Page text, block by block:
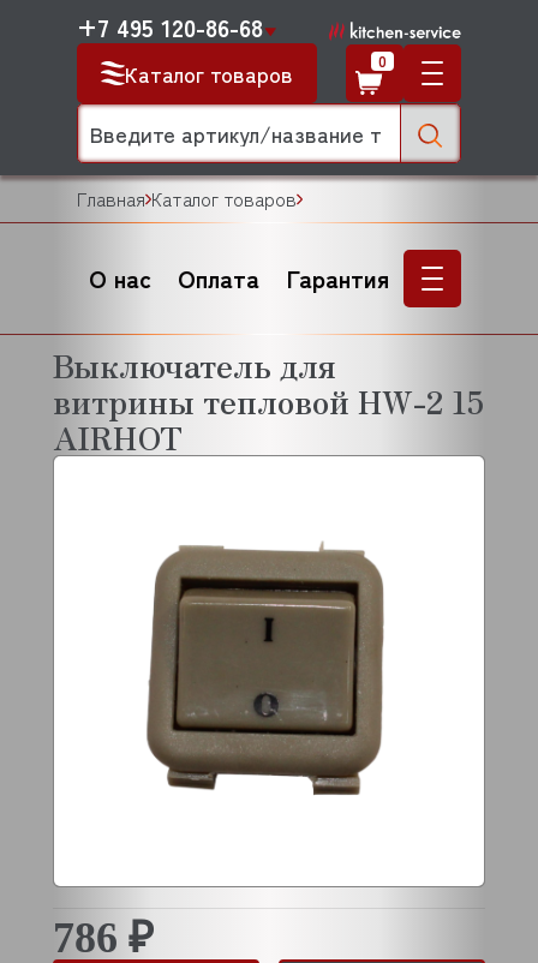
Каталог товаров
+7 495 120-86-68
0
Главная Каталог товаров
О нас Оплата Гарантия
Выключатель для
витрины тепловой HW-2 15
AIRHOT
786 ₽